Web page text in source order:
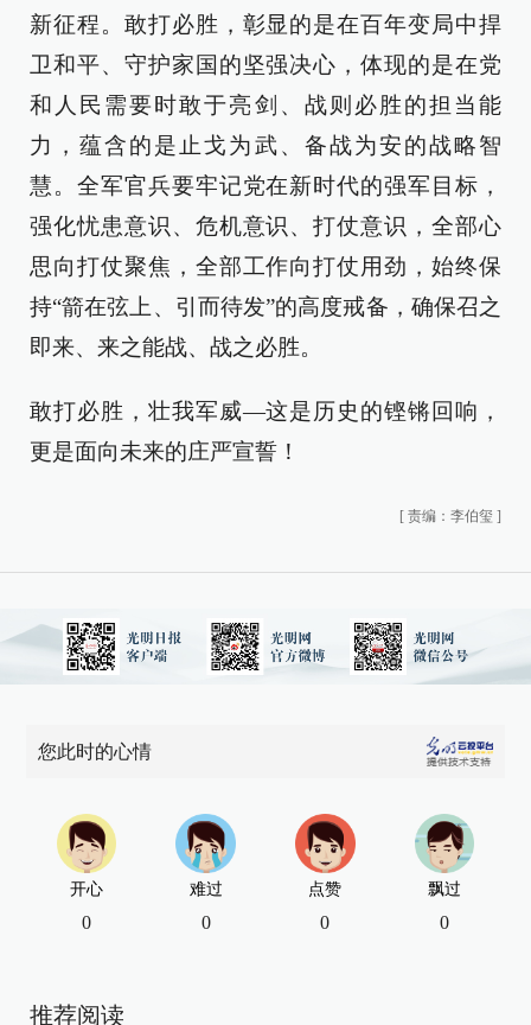
新征程。敢打必胜，彰显的是在百年变局中捍
卫和平、守护家国的坚强决心，体现的是在党
和人民需要时敢于亮剑、战则必胜的担当能
力，蕴含的是止戈为武、备战为安的战略智
慧。全军官兵要牢记党在新时代的强军目标，
强化忧患意识、危机意识、打仗意识，全部心
思向打仗聚焦，全部工作向打仗用劲，始终保
持“箭在弦上、引而待发”的高度戒备，确保召之
即来、来之能战、战之必胜。
敢打必胜，壮我军威—这是历史的铿锵回响，
更是面向未来的庄严宣誓！
[ 责编：李伯玺 ]
您此时的心情
开心
0
难过
0
点赞
0
飘过
0
推荐阅读